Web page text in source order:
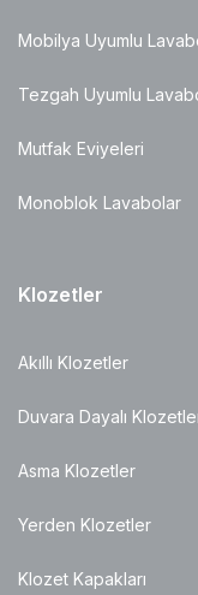
Mobilya Uyumlu
Tezgah Uyumlu
Mutfak Eviyeleri
Monoblok Lavabolar
Klozetler
Akıllı Klozetler
Duvara Dayalı
Asma Klozetler
Yerden Klozetler
Klozet Kapakları